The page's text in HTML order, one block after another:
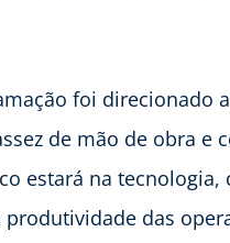
foi direcionado
de mão de obra e
estará na
das